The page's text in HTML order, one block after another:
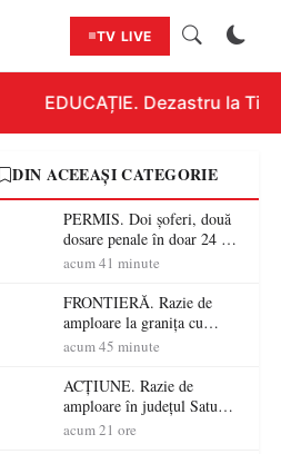
TV LIVE
EDUCAȚIE. Dezastru la
DIN ACEEAȘI CATEGORIE
PERMIS. Doi șoferi, două
dosare penale în doar 24 de
ore la Petea! Unul avea
nu a avut niciodată permis
acum 41 minute
FRONTIERĂ. Razie de
amploare la granița cu
Ungaria! 800 de persoane și
verificate
acum 45 minute
ACȚIUNE. Razie de
amploare în județul Satu
Mare! Polițiștii au dat sute
acum 21 ore